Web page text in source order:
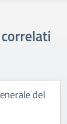
del